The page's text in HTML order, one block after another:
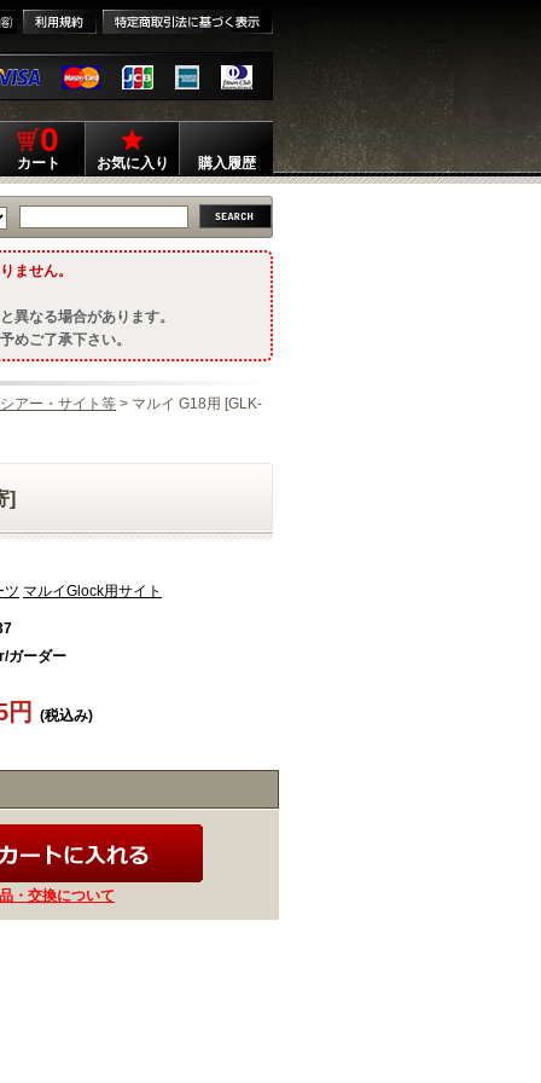
0
カート お気に入り 購入履歴
ません。
異なる場合があります。
めご了承下さい。
アー・サイト等 > マルイ G18用 [GLK-
]
ツ マルイGlock用サイト
ガーダー
円
(税込み)
・交換について